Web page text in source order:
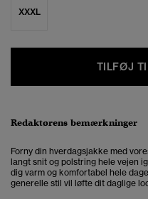
XXXL
TILFØJ
Redaktørens bemærkninger
Forny din hverdagsjakke med
langt snit og polstring hele vejen
dig varm og komfortabel hele
generelle stil vil løfte dit daglige